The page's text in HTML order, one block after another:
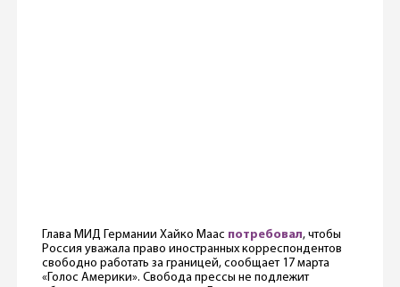
Глава МИД Германии Хайко Маас потребовал, чтобы
Россия уважала право иностранных корреспондентов
свободно работать за границей, сообщает 17 марта
«Голос Америки». Свобода прессы не подлежит